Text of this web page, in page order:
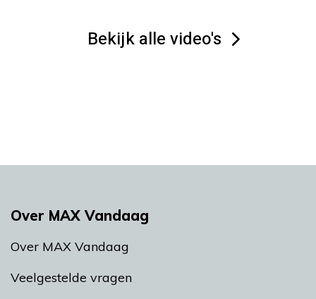
Bekijk alle video's
Over MAX Vandaag
Over MAX Vandaag
Veelgestelde vragen